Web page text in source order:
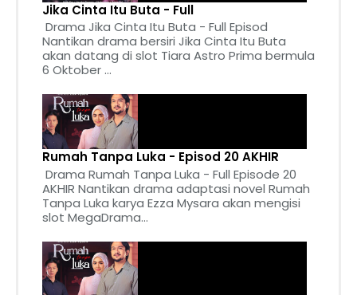
Jika Cinta Itu Buta - Full
Drama Jika Cinta Itu Buta - Full Episod
Nantikan drama bersiri Jika Cinta Itu Buta
akan datang di slot Tiara Astro Prima bermula
6 Oktober ...
Rumah Tanpa Luka - Episod 20 AKHIR
Drama Rumah Tanpa Luka - Full Episode 20
AKHIR Nantikan drama adaptasi novel Rumah
Tanpa Luka karya Ezza Mysara akan mengisi
slot MegaDrama...